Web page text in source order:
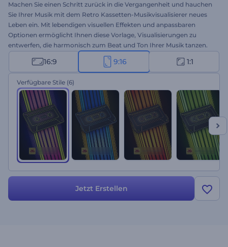
Machen Sie einen Schritt zurück in die Vergangenheit und hauchen
Sie Ihrer Musik mit dem Retro Kassetten-Musikvisualisierer neues
Leben ein. Mit lebendigen visuellen Effekten und anpassbaren
Optionen ermöglicht Ihnen diese Vorlage, Visualisierungen zu
entwerfen, die harmonisch zum Beat und Ton Ihrer Musik tanzen.
Laden Sie Ihren Musiktitel hoch, geben Sie den Namen des Songs
und des Interpreten ein, und entführen Sie Ihr Publikum in ein
fesselndes Reich, in dem Audio und Retro-Visuals nahtlos
ineinander übergehen. Perfekt für Musikpromotionen, neue Single-
oder Albumveröffentlichungen, Promotion von traditionellen
Musikkanälen, etc. Erstellen Sie jetzt und verbessern Sie Ihr
Musikerlebnis durch die Kombination von Vergangenheit und
Gegenwart!
16:9 9:16 1:1
Verfügbare Stile (6)
Jetzt Erstellen